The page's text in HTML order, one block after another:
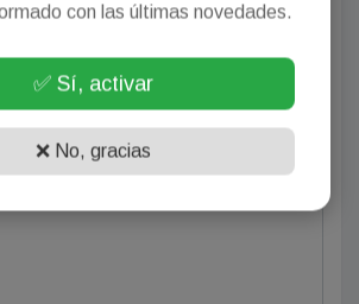
publicado)
con las últimas novedades.
✅ Sí, activar
❌ No, gracias